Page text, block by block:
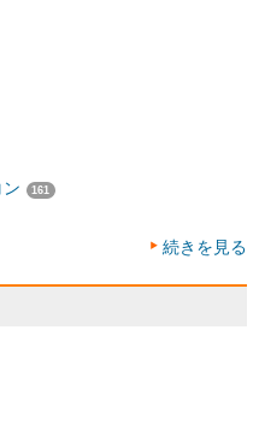
161
続きを見る